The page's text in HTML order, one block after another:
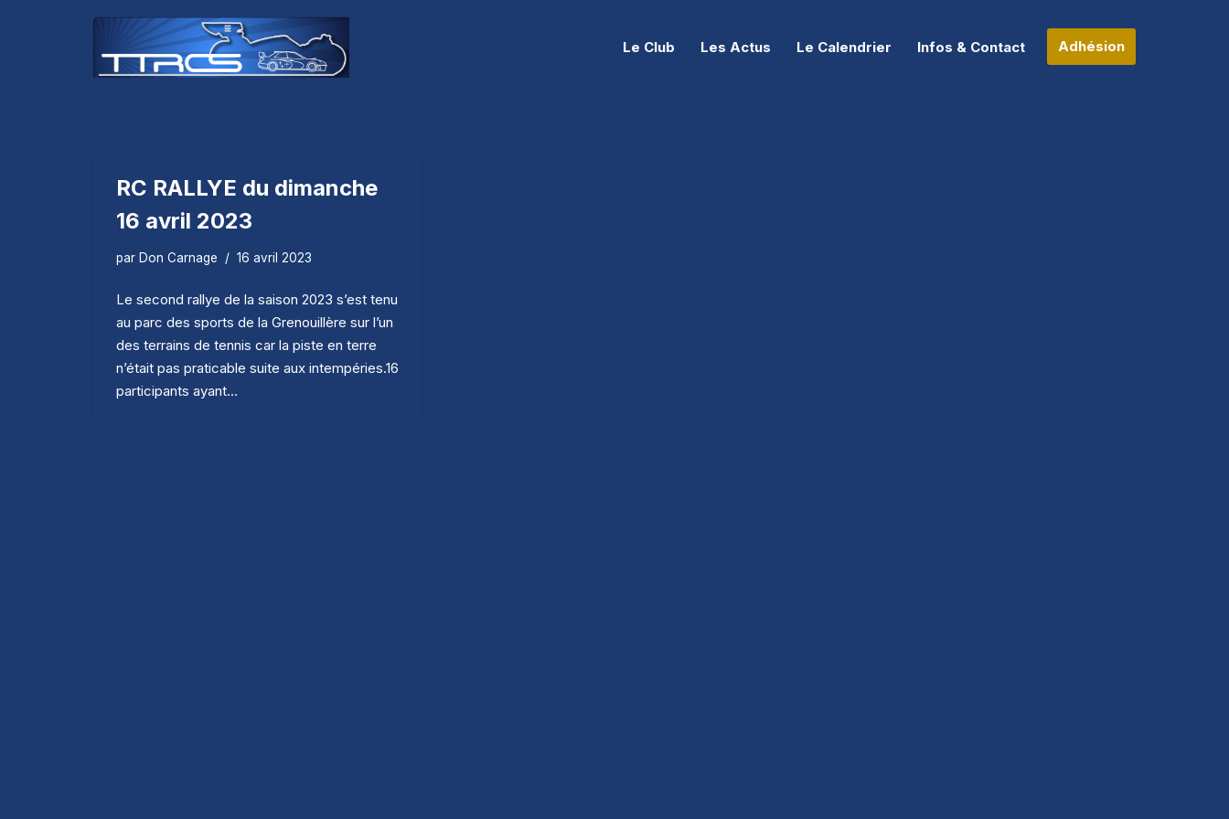
Le Club Les Actus Le Calendrier Infos & Contact Adhésion
RC RALLYE du dimanche
16 avril 2023
par Don Carnage 16 avril 2023
Le second rallye de la saison 2023 s’est tenu
au parc des sports de la Grenouillère sur l’un
des terrains de tennis car la piste en terre
n’était pas praticable suite aux intempéries.16
participants ayant…